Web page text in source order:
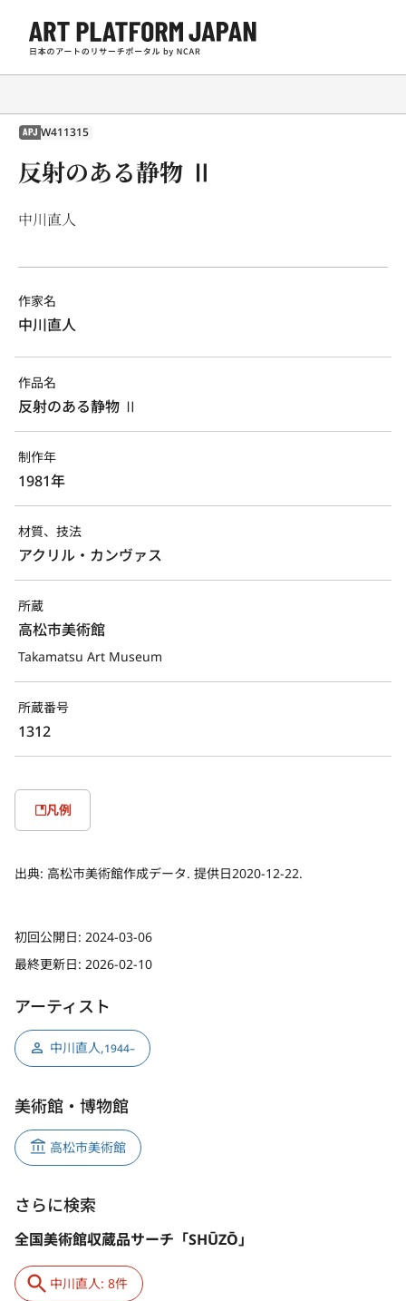
APJ W411315
反射のある静物 Ⅱ
中川直人
作家名
中川直人
作品名
反射のある静物 Ⅱ
制作年
1981年
材質、技法
アクリル・カンヴァス
所蔵
高松市美術館
Takamatsu Art Museum
所蔵番号
1312
凡例
出典: 高松市美術館作成データ. 提供日2020-12-22.
初回公開日: 2024-03-06
最終更新日: 2026-02-10
アーティスト
中川直人,1944–
美術館・博物館
高松市美術館
さらに検索
全国美術館収蔵品サーチ「SHŪZŌ」
中川直人: 8件